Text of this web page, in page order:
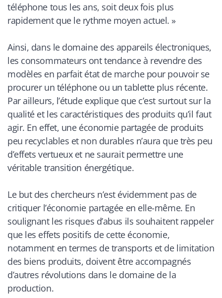
téléphone tous les ans, soit deux fois plus
rapidement que le rythme moyen actuel. »
Ainsi, dans le domaine des appareils électroniques,
les consommateurs ont tendance à revendre des
modèles en parfait état de marche pour pouvoir se
procurer un téléphone ou un tablette plus récente.
Par ailleurs, l’étude explique que c’est surtout sur la
qualité et les caractéristiques des produits qu’il faut
agir. En effet, une économie partagée de produits
peu recyclables et non durables n’aura que très peu
d’effets vertueux et ne saurait permettre une
véritable transition énergétique.
Le but des chercheurs n’est évidemment pas de
critiquer l’économie partagée en elle-même. En
soulignant les risques d’abus ils souhaitent rappeler
que les effets positifs de cette économie,
notamment en termes de transports et de limitation
des biens produits, doivent être accompagnés
d’autres révolutions dans le domaine de la
production.